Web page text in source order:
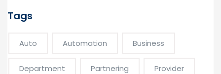
Tags
Auto Automation Business
Department Partnering Provider